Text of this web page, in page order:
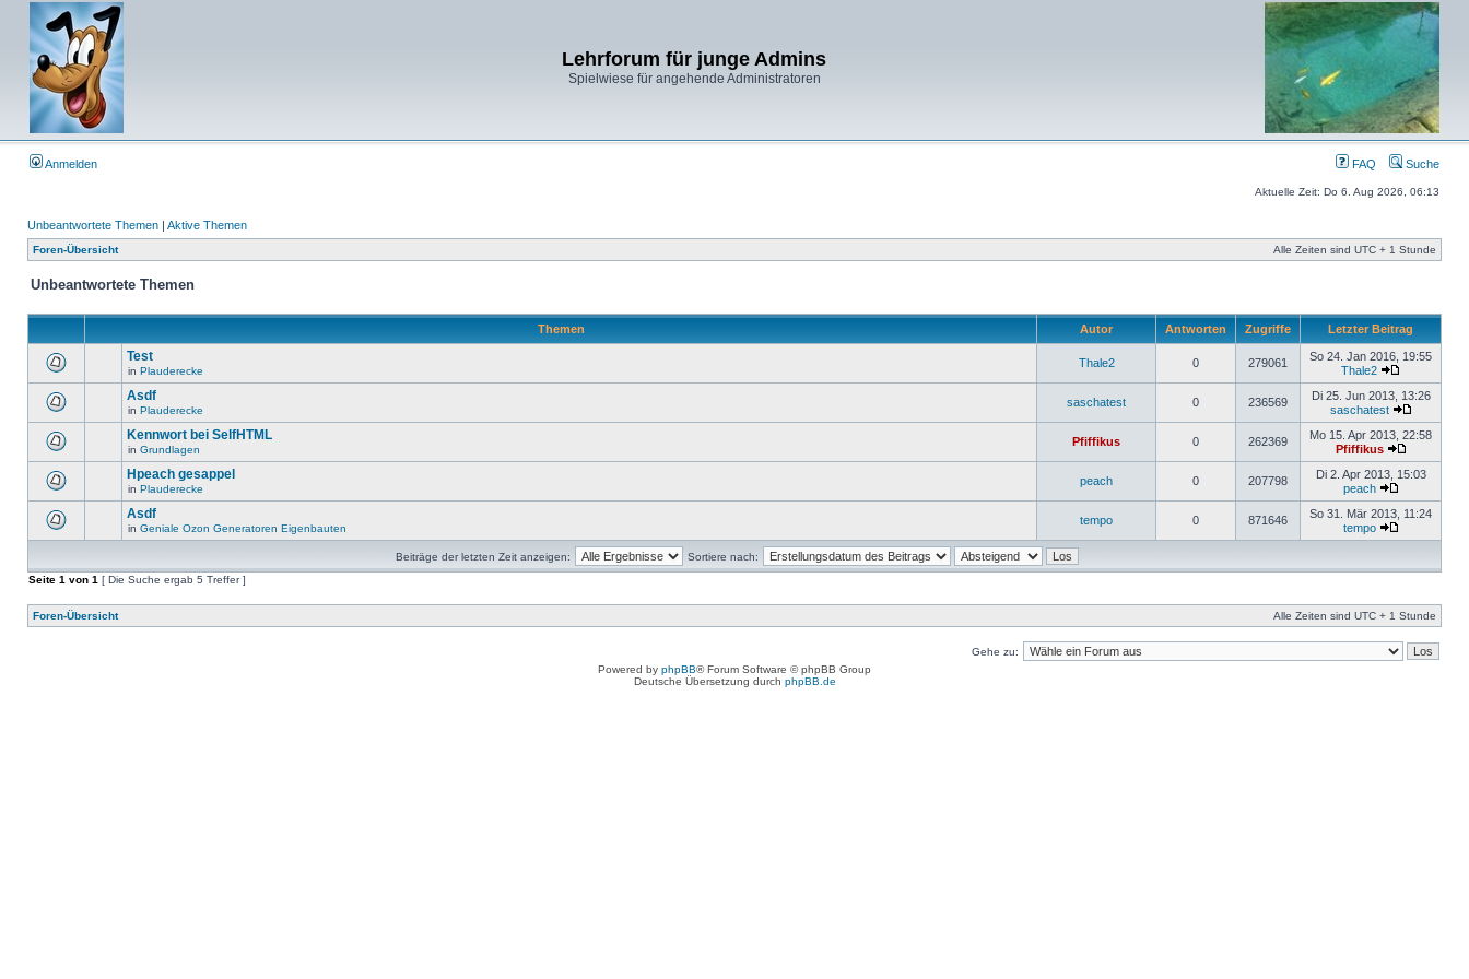
Lehrforum für junge Admins
Spielwiese für angehende Administratoren
Anmelden FAQ Suche
Aktuelle Zeit: Do 6. Aug 2026, 06:13
Unbeantwortete Themen | Aktive Themen
Foren-Übersicht Alle Zeiten sind UTC + 1 Stunde
Unbeantwortete Themen
Themen Autor Antworten Zugriffe Letzter Beitrag
Test
in Plauderecke
Thale2 0 279061
So 24. Jan 2016, 19:55
Thale2
Asdf
in Plauderecke
saschatest 0 236569
Di 25. Jun 2013, 13:26
saschatest
Kennwort bei SelfHTML
in Grundlagen
Pfiffikus 0 262369
Mo 15. Apr 2013, 22:58
Pfiffikus
Hpeach gesappel
in Plauderecke
peach 0 207798
Di 2. Apr 2013, 15:03
peach
Asdf
in Geniale Ozon Generatoren Eigenbauten
tempo 0 871646
So 31. Mär 2013, 11:24
tempo
Beiträge der letzten Zeit anzeigen:
Sortiere nach:
Seite 1 von 1 [ Die Suche ergab 5 Treffer ]
Foren-Übersicht Alle Zeiten sind UTC + 1 Stunde
Gehe zu:
Powered by phpBB® Forum Software © phpBB Group
Deutsche Übersetzung durch phpBB.de